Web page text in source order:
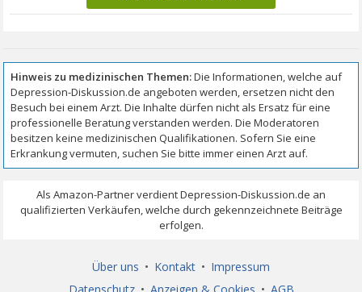
Über uns • Kontakt • Impressum